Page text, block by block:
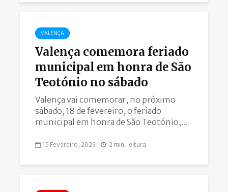
VALENÇA
Valença comemora feriado
municipal em honra de São
Teotónio no sábado
Valença vai comemorar, no próximo
sábado, 18 de fevereiro, o feriado
municipal em honra de São Teotónio,...
15 Fevereiro, 2023 2 min. leitura